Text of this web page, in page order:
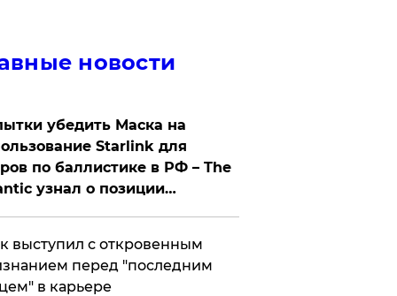
новости
убедить Маска на
Starlink для
по баллистике в РФ – The
узнал о позиции
выступил с откровенным
перед "последним
в карьере